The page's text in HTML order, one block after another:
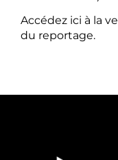
Accédez ici à la
du reportage.